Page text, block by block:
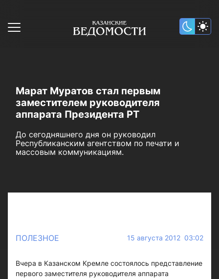
Марат Муратов стал первым
заместителем руководителя
аппарата Президента РТ
До сегодняшнего дня он руководил
Республиканским агентством по печати и
массовым коммуникациям.
ПОЛЕЗНОЕ 15 августа 2012 03:02
Вчера в Казанском Кремле состоялось представление
первого заместителя руководителя аппарата